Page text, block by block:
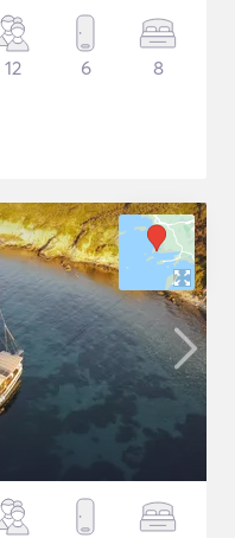
12 6 8